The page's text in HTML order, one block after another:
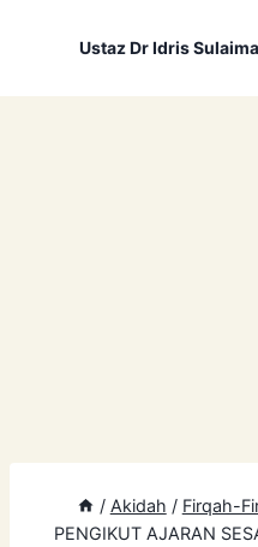
Ustaz Dr Idris
/ Akidah / Firqah-
PENGIKUT AJARAN